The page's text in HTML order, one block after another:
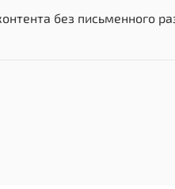
без письменного